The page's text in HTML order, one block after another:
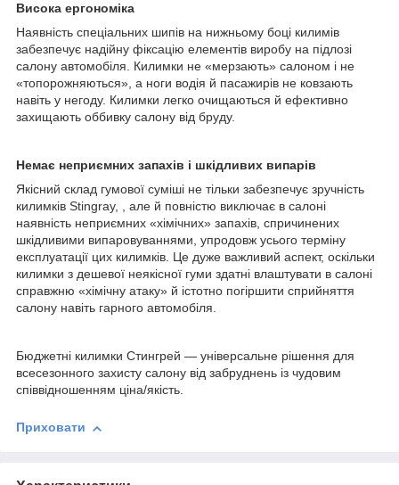
Висока ергономіка
Наявність спеціальних шипів на нижньому боці килимів
забезпечує надійну фіксацію елементів виробу на підлозі
салону автомобіля. Килимки не «мерзають» салоном і не
«топорожняються», а ноги водія й пасажирів не ковзають
навіть у негоду. Килимки легко очищаються й ефективно
захищають оббивку салону від бруду.
Немає неприємних запахів і шкідливих випарів
Якісний склад гумової суміші не тільки забезпечує зручність
килимків Stingray, , але й повністю виключає в салоні
наявність неприємних «хімічних» запахів, спричинених
шкідливими випаровуваннями, упродовж усього терміну
експлуатації цих килимків. Це дуже важливий аспект, оскільки
килимки з дешевої неякісної гуми здатні влаштувати в салоні
справжню «хімічну атаку» й істотно погіршити сприйняття
салону навіть гарного автомобіля.
Бюджетні килимки Стингрей — універсальне рішення для
всесезонного захисту салону від забруднень із чудовим
співвідношенням ціна/якість.
Приховати